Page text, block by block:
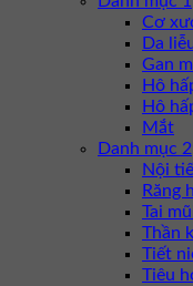
Cơ
Da
Gan
Hô
Hô
Mắt
Danh mục 2
Nội
Răng
Tai
Thần
Tiết
Tiêu